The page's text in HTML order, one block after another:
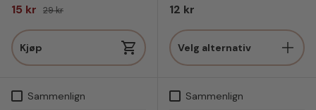
Salgspris
15 kr Vanlig pris
29 kr
Kjøp
Vanlig pris
12 kr
Velg alternativ
Sammenlign Sammenlign